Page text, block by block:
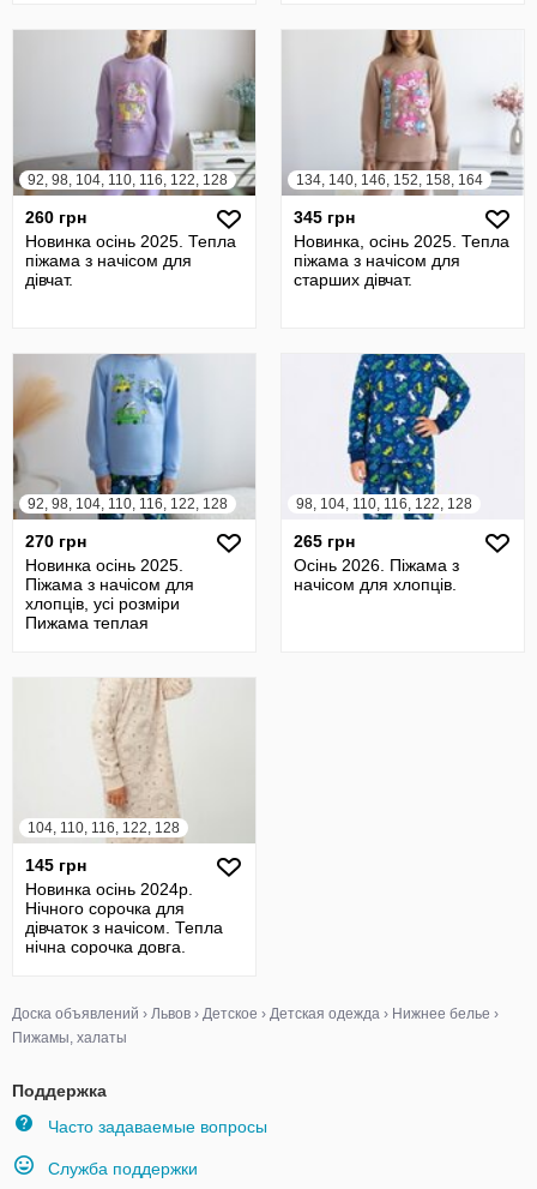
92, 98, 104, 110, 116, 122, 128
260 грн
Новинка осінь 2025. Тепла
піжама з начісом для
дівчат.
134, 140, 146, 152, 158, 164
345 грн
Новинка, осінь 2025. Тепла
піжама з начісом для
старших дівчат.
92, 98, 104, 110, 116, 122, 128
270 грн
Новинка осінь 2025.
Піжама з начісом для
хлопців, усі розміри
Пижама теплая
98, 104, 110, 116, 122, 128
265 грн
Осінь 2026. Піжама з
начісом для хлопців.
104, 110, 116, 122, 128
145 грн
Новинка осінь 2024р.
Нічного сорочка для
дівчаток з начісом. Тепла
нічна сорочка довга.
Доска объявлений › Львов › Детское › Детская одежда › Нижнее белье ›
Пижамы, халаты
Поддержка
Часто задаваемые вопросы
Служба поддержки